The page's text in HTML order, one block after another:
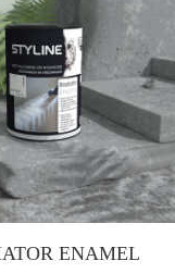
ENAMEL